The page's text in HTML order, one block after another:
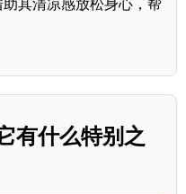
其清凉感放松身心，帮
有什么特别之